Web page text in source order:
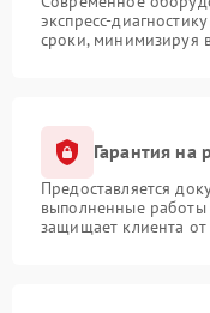
экспресс-
сроки, минимизируя
Гарантия на
Предоставляется
выполненные работы
защищает клиента